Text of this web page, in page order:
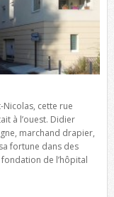
Nicolas, cette rue
à l’ouest. Didier
marchand drapier,
fortune dans des
de l’hôpital